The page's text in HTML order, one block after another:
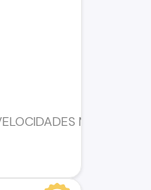
MAXIMO